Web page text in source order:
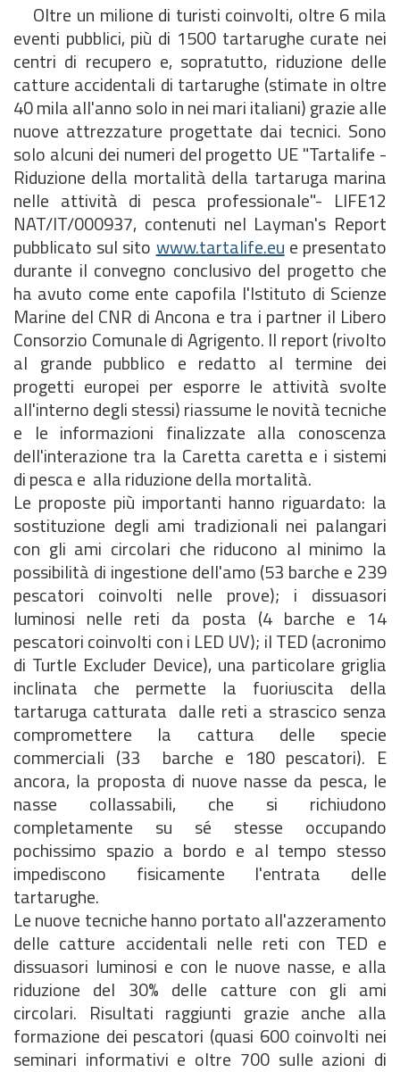
Oltre un milione di turisti coinvolti, oltre 6 mila
eventi pubblici, più di 1500 tartarughe curate nei
centri di recupero e, sopratutto, riduzione delle
catture accidentali di tartarughe (stimate in oltre
40 mila all'anno solo in nei mari italiani) grazie alle
nuove attrezzature progettate dai tecnici. Sono
solo alcuni dei numeri del progetto UE "Tartalife -
Riduzione della mortalità della tartaruga marina
nelle attività di pesca professionale"- LIFE12
NAT/IT/000937, contenuti nel Layman's Report
pubblicato sul sito www.tartalife.eu e presentato
durante il convegno conclusivo del progetto che
ha avuto come ente capofila l'Istituto di Scienze
Marine del CNR di Ancona e tra i partner il Libero
Consorzio Comunale di Agrigento. Il report (rivolto
al grande pubblico e redatto al termine dei
progetti europei per esporre le attività svolte
all'interno degli stessi) riassume le novità tecniche
e le informazioni finalizzate alla conoscenza
dell'interazione tra la Caretta caretta e i sistemi
di pesca e alla riduzione della mortalità.
Le proposte più importanti hanno riguardato: la
sostituzione degli ami tradizionali nei palangari
con gli ami circolari che riducono al minimo la
possibilità di ingestione dell'amo (53 barche e 239
pescatori coinvolti nelle prove); i dissuasori
luminosi nelle reti da posta (4 barche e 14
pescatori coinvolti con i LED UV); il TED (acronimo
di Turtle Excluder Device), una particolare griglia
inclinata che permette la fuoriuscita della
tartaruga catturata dalle reti a strascico senza
compromettere la cattura delle specie
commerciali (33 barche e 180 pescatori). E
ancora, la proposta di nuove nasse da pesca, le
nasse collassabili, che si richiudono
completamente su sé stesse occupando
pochissimo spazio a bordo e al tempo stesso
impediscono fisicamente l'entrata delle
tartarughe.
Le nuove tecniche hanno portato all'azzeramento
delle catture accidentali nelle reti con TED e
dissuasori luminosi e con le nuove nasse, e alla
riduzione del 30% delle catture con gli ami
circolari. Risultati raggiunti grazie anche alla
formazione dei pescatori (quasi 600 coinvolti nei
seminari informativi e oltre 700 sulle azioni di